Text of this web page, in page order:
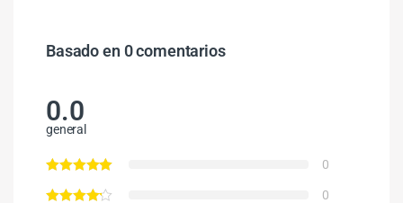
Basado en 0 comentarios
0.0
general
0
0